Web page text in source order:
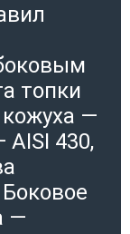
топки
—
430,
—